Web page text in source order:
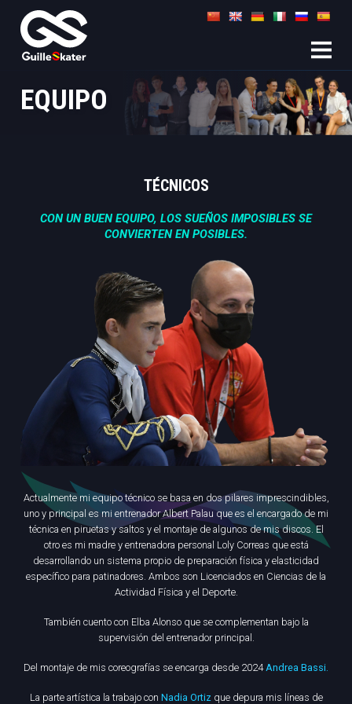
EQUIPO
TÉCNICOS
CON UN BUEN EQUIPO, LOS SUEÑOS IMPOSIBLES SE
CONVIERTEN EN POSIBLES.
Actualmente mi equipo técnico se basa en dos pilares imprescindibles,
uno y principal es mi entrenador Albert Palau que es el encargado de mi
técnica en piruetas y saltos y el montaje de algunos de mis discos. El
otro es mi madre y entrenadora personal Loly Correas que está
desarrollando un sistema propio de preparación física y elasticidad
específico para patinadores. Ambos son Licenciados en Ciencias de la
Actividad Física y el Deporte.
También cuento con Elba Alonso que se complementan bajo la
supervisión del entrenador principal.
Del montaje de mis coreografías se encarga desde 2024Andrea Bassi.
La parte artística la trabajo con Nadia Ortiz que depura mis líneas de